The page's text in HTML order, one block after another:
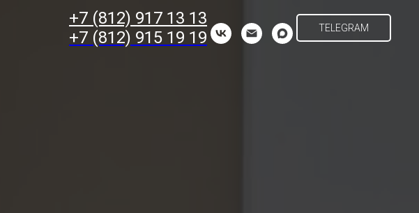
+7 (812) 917 13 13
+7 (812) 915 19 19
TELEGRAM